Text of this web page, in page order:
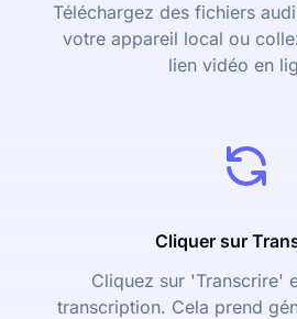
Téléchargez des fichiers
votre appareil local ou
lien vidéo en
Cliquer sur
Cliquez sur 'Transcrire'
transcription. Cela prend